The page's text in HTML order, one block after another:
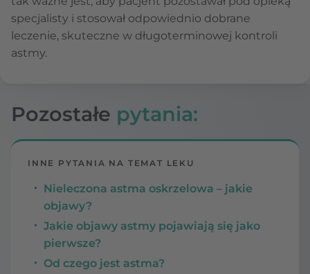
specjalisty i stosował odpowiednio dobrane
leczenie, skuteczne w długoterminowej kontroli
astmy.
Pozostałe pytania:
INNE PYTANIA NA TEMAT LEKU
Nieleczona astma oskrzelowa – jakie
objawy?
Jakie objawy astmy pojawiają się jako
pierwsze?
Od czego jest astma?